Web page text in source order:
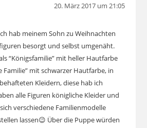
20. März 2017 um 21:05
hab meinem Sohn zu Weihnachten
besorgt und selbst umgenäht.
“Königsfamilie” mit heller Hautfarbe
Familie” mit schwarzer Hautfarbe, in
Kleidern, diese hab ich
alle Figuren königliche Kleider und
verschiedene Familienmodelle
lassen😉 Über die Puppe würden